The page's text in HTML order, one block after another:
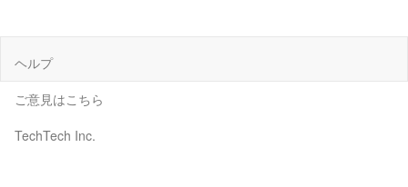
ヘルプ
ご意見はこちら
TechTech Inc.